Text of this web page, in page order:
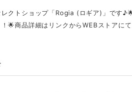
クトショップ「Rogia (ロギア)」です
！🌟商品詳細はリンクからWEBストア